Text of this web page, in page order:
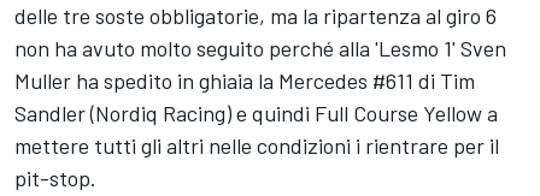
delle tre soste obbligatorie, ma la ripartenza al giro 6
non ha avuto molto seguito perché alla 'Lesmo 1' Sven
Muller ha spedito in ghiaia la Mercedes #611 di Tim
Sandler (Nordiq Racing) e quindi Full Course Yellow a
mettere tutti gli altri nelle condizioni i rientrare per il
pit-stop.